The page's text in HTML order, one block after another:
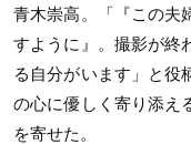
青木崇高。「『この夫
すように』。撮影が終
る自分がいます」と役
の心に優しく寄り添え
を寄せた。